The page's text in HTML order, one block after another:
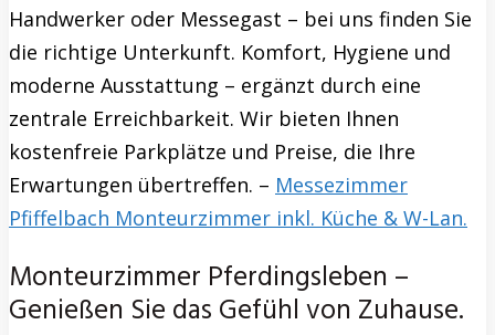
Handwerker oder Messegast – bei uns finden Sie
die richtige Unterkunft. Komfort, Hygiene und
moderne Ausstattung – ergänzt durch eine
zentrale Erreichbarkeit. Wir bieten Ihnen
kostenfreie Parkplätze und Preise, die Ihre
Erwartungen übertreffen. – Messezimmer
Pfiffelbach Monteurzimmer inkl. Küche & W-Lan.
Monteurzimmer Pferdingsleben –
Genießen Sie das Gefühl von Zuhause.